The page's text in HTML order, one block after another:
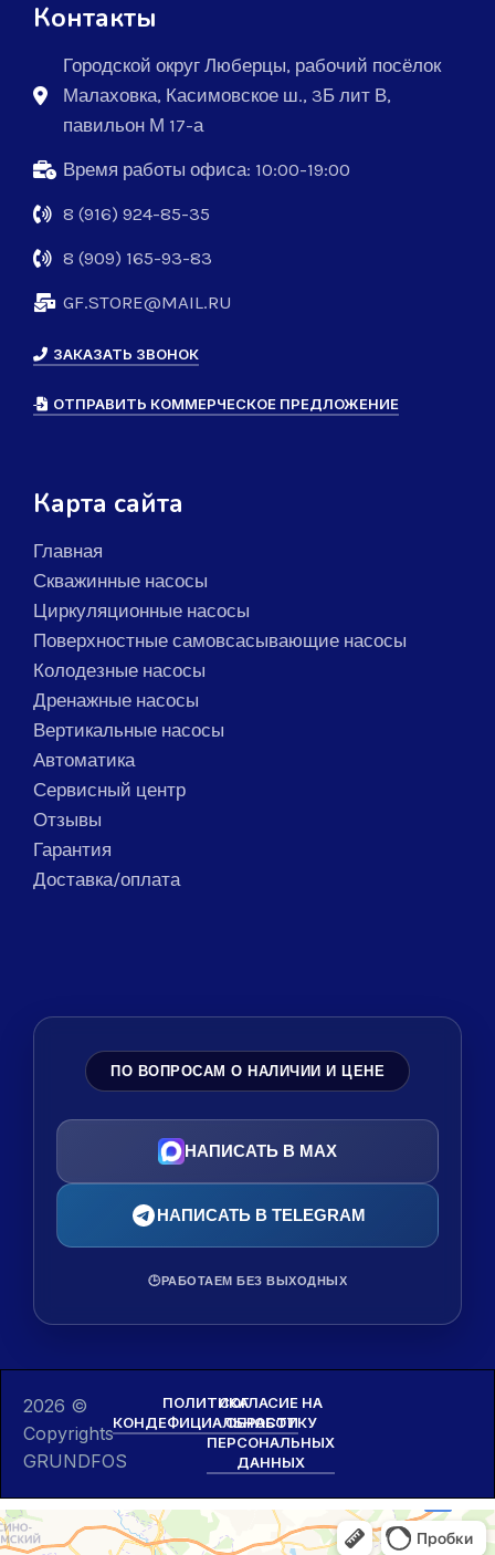
Контакты
Городской округ Люберцы, рабочий посёлок
Малаховка, Касимовское ш., 3Б лит В,
павильон М 17-а
Время работы офиса: 10:00-19:00
8 (916) 924-85-35
8 (909) 165-93-83
GF.STORE@MAIL.RU
ЗАКАЗАТЬ ЗВОНОК
ОТПРАВИТЬ КОММЕРЧЕСКОЕ ПРЕДЛОЖЕНИЕ
Карта сайта
Главная
Скважинные насосы
Циркуляционные насосы
Поверхностные самовсасывающие насосы
Колодезные насосы
Дренажные насосы
Вертикальные насосы
Автоматика
Сервисный центр
Отзывы
Гарантия
Доставка/оплата
ПО ВОПРОСАМ О НАЛИЧИИ И ЦЕНЕ
НАПИСАТЬ В MAX
НАПИСАТЬ В TELEGRAM
🕒РАБОТАЕМ БЕЗ ВЫХОДНЫХ
2026 ©
Copyrights
GRUNDFOS
ПОЛИТИКА
КОНДЕФИЦИАЛЬНОСТИ
СОГЛАСИЕ НА
ОБРАБОТКУ
ПЕРСОНАЛЬНЫХ
ДАННЫХ
Москва и Московская область
Касимовское шоссе, 3БлитВ — Яндекс Карты